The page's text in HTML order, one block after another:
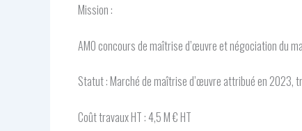
Mission :
AMO concours de maîtrise d’œuvre et négociation du
Statut : Marché de maîtrise d’œuvre attribué en 2023,
Coût travaux HT : 4,5 M € HT